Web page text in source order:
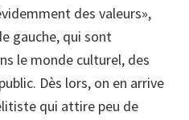
des valeurs»,
gauche, qui sont
le monde culturel, des
Dès lors, on en arrive
qui attire peu de